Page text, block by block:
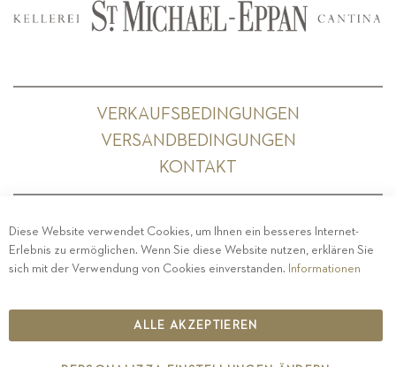
VERKAUFSBEDINGUNGEN
VERSANDBEDINGUNGEN
KONTAKT
PRIVACY-IMPRESSUM- COOKIE POLICY-
ETHISCHER KODEX
IT00126670215
Diese Website verwendet Cookies, um Ihnen ein besseres Internet-
Erlebnis zu ermöglichen. Wenn Sie diese Website nutzen, erklären Sie
sich mit der Verwendung von Cookies einverstanden. Informationen
ALLE AKZEPTIEREN